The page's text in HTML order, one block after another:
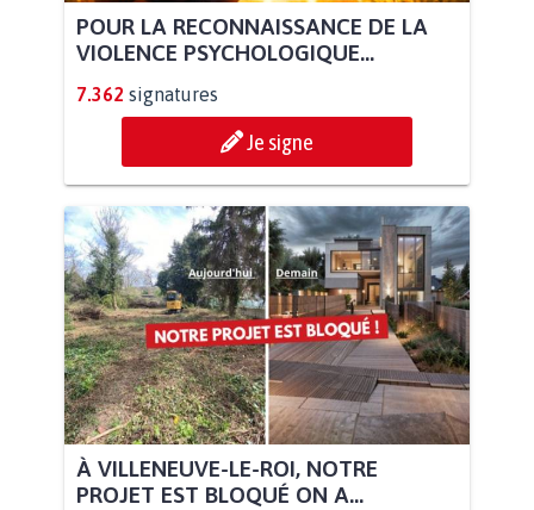
POUR LA RECONNAISSANCE DE LA
VIOLENCE PSYCHOLOGIQUE...
7.362 signatures
Je signe
À VILLENEUVE-LE-ROI, NOTRE
PROJET EST BLOQUÉ ON A...